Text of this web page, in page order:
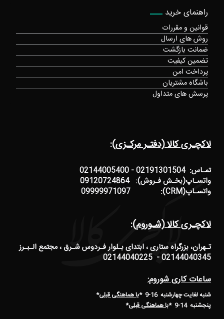
لاکچـری کالا (دفتـر مرکـزی):
تمـاس: 02191301504 - 02144005400
واتسـاپ(بخـش فـروش): 09120724864
واتسـاپ(CRM): 09999971097
لاکچـری کالا (شـوروم):
تـهران، بزرگراه ستاری ، ابتدای بـلوار فـردوس شـرق ، مجتمع الـبـرز
02144040345 - 02144040225
ساعات کاری شوروم:
شنبه لغایت چهارشنبه 16-9 * با هماهنگی قبلی*
پنجشنبه 14-9
*با هماهنگی قبلی*
راهنمای خرید
قوانین و مقررات
روش های ارسال
ضمانت بازگشت
تضمین کیفیت
پرداخت امن
باشگاه مشتریان
پرسش های متداول